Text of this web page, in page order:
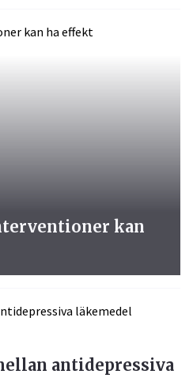
kan
antidepressiva